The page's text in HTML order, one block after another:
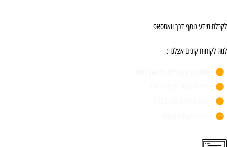
מידע נוסף דרך וואטסאפ
לקוחות קונים אצלנו :